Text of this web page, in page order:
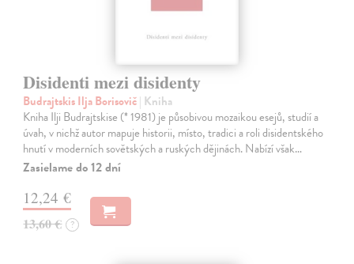
Disidenti mezi disidenty
Budrajtskis Ilja Borisovič| Kniha
Kniha Ilji Budrajtskise (* 1981) je působivou mozaikou esejů, studií a
úvah, v nichž autor mapuje historii, místo, tradici a roli disidentského
hnutí v moderních sovětských a ruských dějinách. Nabízí však…
Zasielame do 12 dní
12,24 €
13,60 € ?